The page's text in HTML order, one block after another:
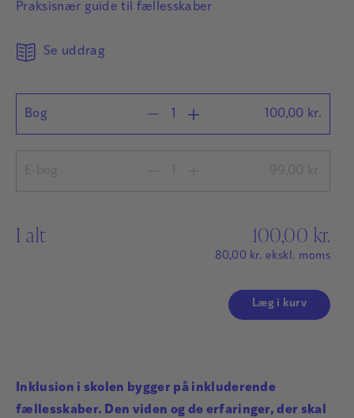
Praksisnær guide til fællesskaber
Se uddrag
Bog 100,00 kr.
I alt 100,00 kr.
80,00 kr. ekskl. moms
Læg i kurv
Inklusion i skolen bygger på inkluderende
fællesskaber. Den viden og de erfaringer, der skal